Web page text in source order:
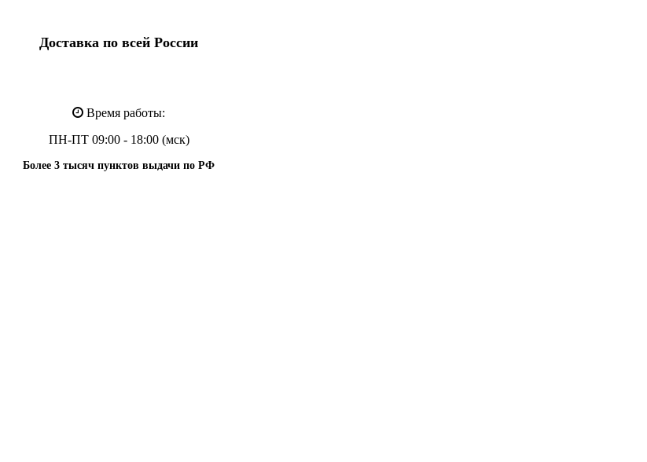
Доставка по всей России
Время работы:
ПН-ПТ 09:00 - 18:00 (мск)
Более 3 тысяч пунктов выдачи по РФ